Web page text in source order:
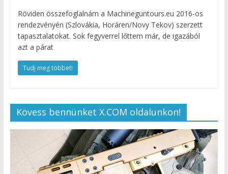
Röviden összefoglalnám a Machineguntours.eu 2016-os
rendezvényén (Szlovákia, Horáren/Novy Tekov) szerzett
tapasztalatokat. Sok fegyverrel lőttem már, de igazából
azt a párat
Tudj meg többet!
Kövess bennünket X.COM oldalunkon!